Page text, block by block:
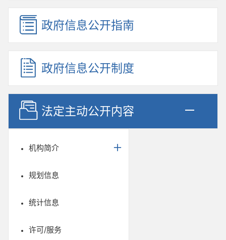
政府信息公开指南
政府信息公开制度
法定主动公开内容
机构简介
规划信息
统计信息
许可/服务